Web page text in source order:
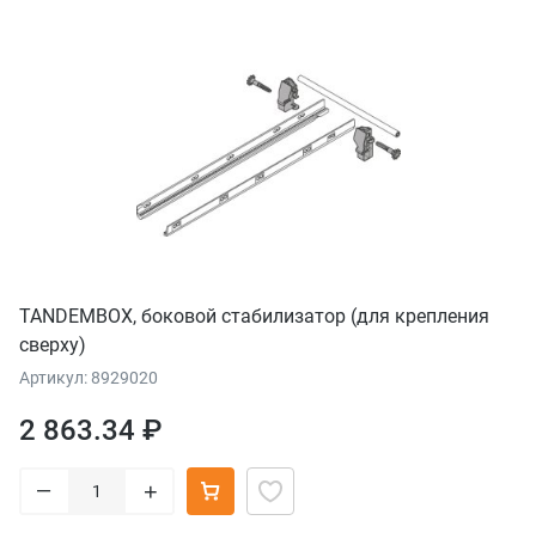
TANDEMBOX, боковой стабилизатор (для крепления
сверху)
Артикул: 8929020
2 863.34 ₽
– +